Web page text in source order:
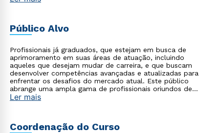
Público Alvo
Profissionais já graduados, que estejam em busca de
aprimoramento em suas áreas de atuação, incluindo
aqueles que desejam mudar de carreira, e que buscam
desenvolver competências avançadas e atualizadas para
enfrentar os desafios do mercado atual. Este público
abrange uma ampla gama de profissionais oriundos de
diversas áreas, como tecnologia, saúde, empresarial,
carreiras e alcançar o sucesso profissional.
Ler mais
Coordenação do Curso